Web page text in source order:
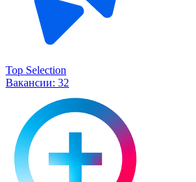
Top Selection
Вакансии: 32